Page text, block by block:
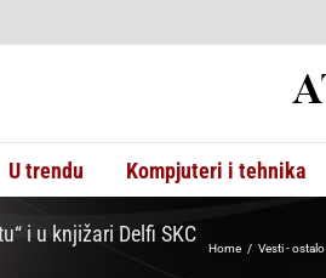
U trendu Kompjuteri i tehnika
i u knjižari Delfi SKC
Home Vesti - ostalo